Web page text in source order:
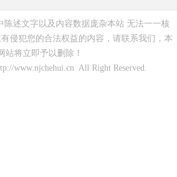
陈述文字以及内容数据庞杂本站 无法一一核
侵犯您的合法权益的内容，请联系我们，本
站将立即予以删除！
www.njchehui.cn All Right Reserved.